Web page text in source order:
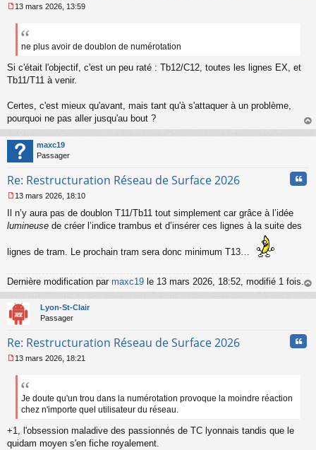
e
a
g
e
n
l
u
13 mars 2026, 13:59
ne plus avoir de doublon de numérotation
Si c'était l'objectif, c'est un peu raté : Tb12/C12, toutes les lignes EX, et
Tb11/T11 à venir.
Certes, c'est mieux qu'avant, mais tant qu'à s'attaquer à un problème,
pourquoi ne pas aller jusqu'au bout ?
au
maxc19
Passager
Re: Restructuration Réseau de Surface 2026
e
s
g
n
l
u
13 mars 2026, 18:10
Il n’y aura pas de doublon T11/Tb11 tout simplement car grâce à l’idée
lumineuse de créer l’indice trambus et d’insérer ces lignes à la suite des
lignes de tram. Le prochain tram sera donc minimum T13…
Dernière modification par maxc19 le 13 mars 2026, 18:52, modifié 1 fois.
au
Lyon-St-Clair
Passager
Re: Restructuration Réseau de Surface 2026
e
g
e
n
13 mars 2026, 18:21
Je doute qu'un trou dans la numérotation provoque la moindre réaction
chez n'importe quel utilisateur du réseau.
+1, l'obsession maladive des passionnés de TC lyonnais tandis que le
quidam moyen s'en fiche royalement.